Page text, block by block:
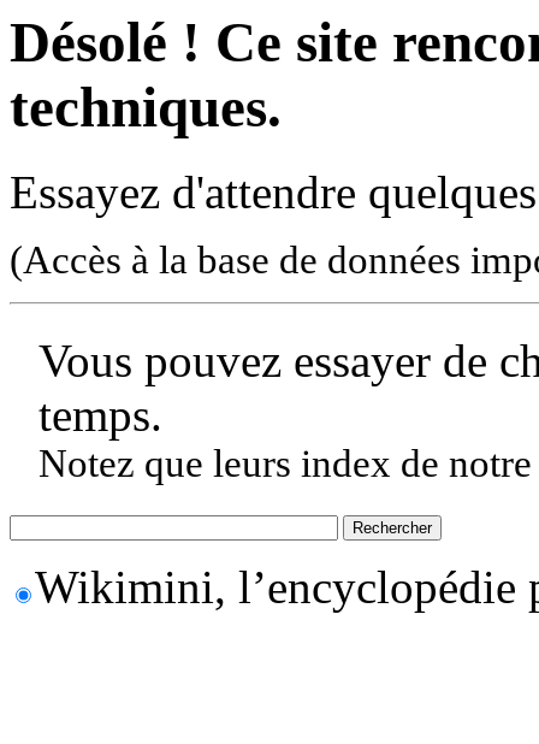
Désolé ! Ce site
techniques.
Essayez d'attendre
(Accès à la base de données
Vous pouvez essayer de
temps.
Notez que leurs index de
Wikimini, l’encyclopédie